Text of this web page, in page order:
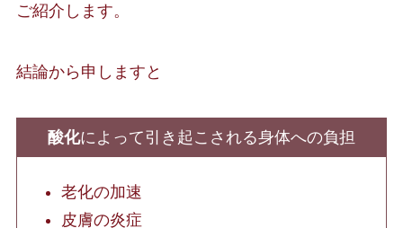
ご紹介します。
結論から申しますと
酸化によって引き起こされる身体への負担
老化の加速
皮膚の炎症